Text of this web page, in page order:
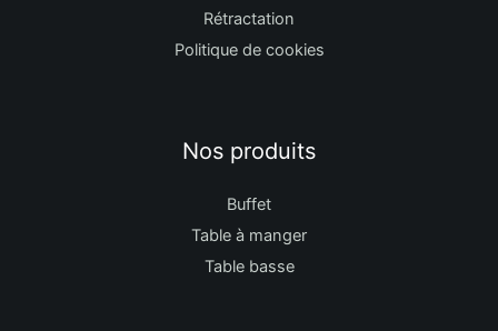
Rétractation
Politique de cookies
Nos produits
Buffet
Table à manger
Table basse